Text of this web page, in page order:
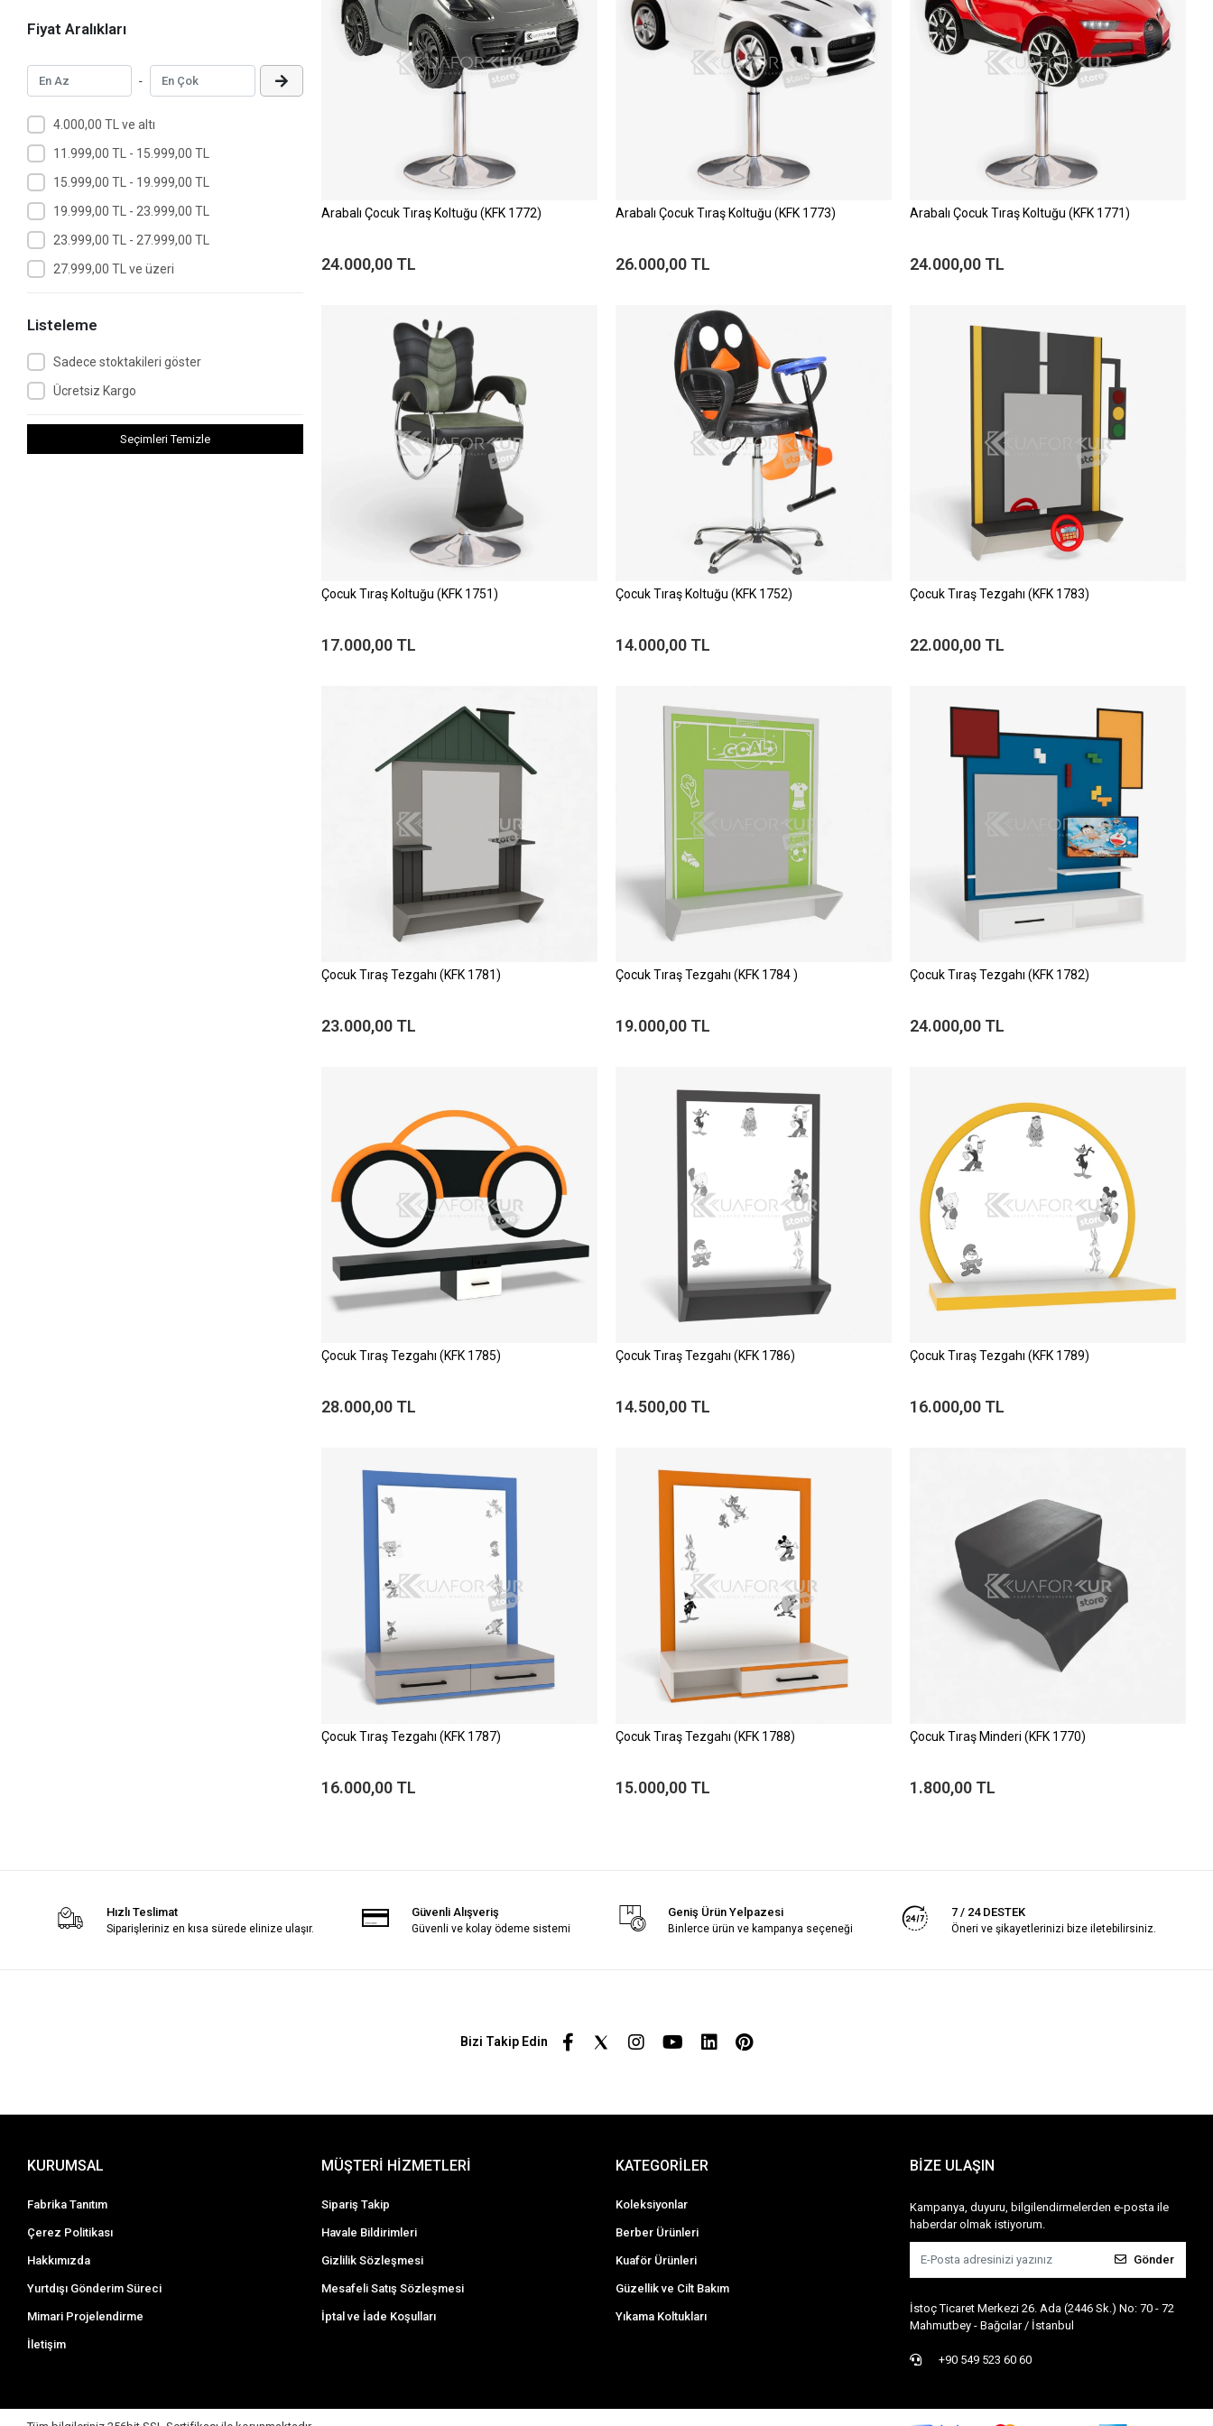
Fiyat Aralıkları
-
4.000,00 TL ve altı
11.999,00 TL - 15.999,00 TL
15.999,00 TL - 19.999,00 TL
19.999,00 TL - 23.999,00 TL
23.999,00 TL - 27.999,00 TL
27.999,00 TL ve üzeri
Listeleme
Sadece stoktakileri göster
Ücretsiz Kargo
Seçimleri Temizle
Arabalı Çocuk Tıraş Koltuğu (KFK 1772)
24.000,00 TL
Arabalı Çocuk Tıraş Koltuğu (KFK 1773)
26.000,00 TL
Arabalı Çocuk Tıraş Koltuğu (KFK 1771)
24.000,00 TL
Çocuk Tıraş Koltuğu (KFK 1751)
17.000,00 TL
Çocuk Tıraş Koltuğu (KFK 1752)
14.000,00 TL
Çocuk Tıraş Tezgahı (KFK 1783)
22.000,00 TL
Çocuk Tıraş Tezgahı (KFK 1781)
23.000,00 TL
Çocuk Tıraş Tezgahı (KFK 1784 )
19.000,00 TL
Çocuk Tıraş Tezgahı (KFK 1782)
24.000,00 TL
Çocuk Tıraş Tezgahı (KFK 1785)
28.000,00 TL
Çocuk Tıraş Tezgahı (KFK 1786)
14.500,00 TL
Çocuk Tıraş Tezgahı (KFK 1789)
16.000,00 TL
Çocuk Tıraş Tezgahı (KFK 1787)
16.000,00 TL
Çocuk Tıraş Tezgahı (KFK 1788)
15.000,00 TL
Çocuk Tıraş Minderi (KFK 1770)
1.800,00 TL
Hızlı Teslimat
Siparişleriniz en kısa sürede elinize ulaşır.
Güvenli Alışveriş
Güvenli ve kolay ödeme sistemi
Geniş Ürün Yelpazesi
Binlerce ürün ve kampanya seçeneği
7 / 24 DESTEK
Öneri ve şikayetlerinizi bize iletebilirsiniz.
Bizi Takip Edin
KURUMSAL
Fabrika Tanıtım
Çerez Politikası
Hakkımızda
Yurtdışı Gönderim Süreci
Mimari Projelendirme
İletişim
MÜŞTERİ HİZMETLERİ
Sipariş Takip
Havale Bildirimleri
Gizlilik Sözleşmesi
Mesafeli Satış Sözleşmesi
İptal ve İade Koşulları
KATEGORİLER
Koleksiyonlar
Berber Ürünleri
Kuaför Ürünleri
Güzellik ve Cilt Bakım
Yıkama Koltukları
BİZE ULAŞIN
Kampanya, duyuru, bilgilendirmelerden e-posta ile
haberdar olmak istiyorum.
Gönder
İstoç Ticaret Merkezi 26. Ada (2446 Sk.) No: 70 - 72
Mahmutbey - Bağcılar / İstanbul
+90 549 523 60 60